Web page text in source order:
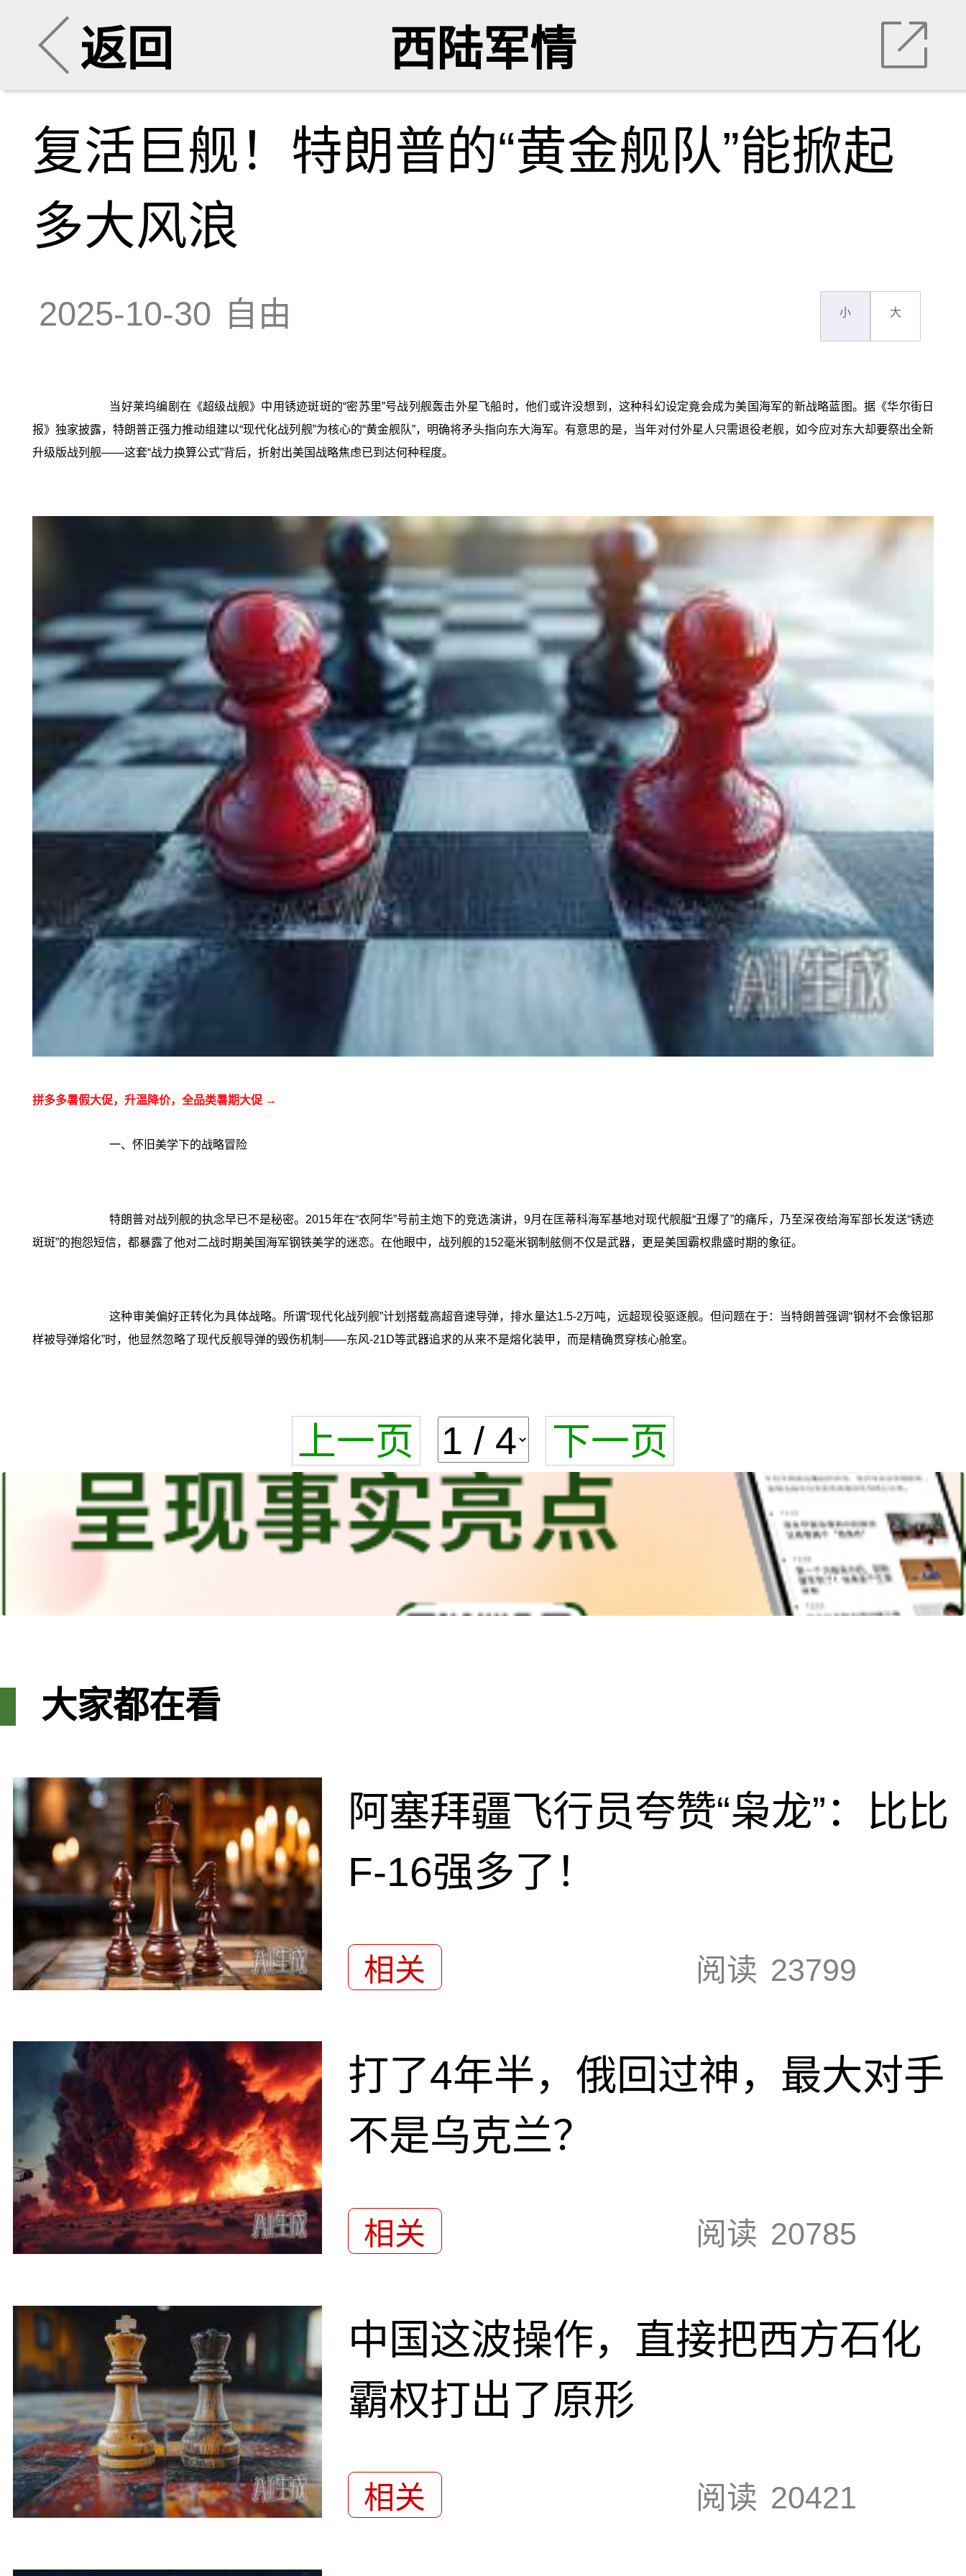
返回 西陆军情
复活巨舰！特朗普的“黄金舰队”能掀起
多大风浪
2025-10-30 自由 小 大
当好莱坞编剧在《超级战舰》中用锈迹斑斑的“密苏里”号战列舰轰击外星飞船时，他们或许没想到，这种科幻设定竟会成为美国海军的新战略蓝图。据《华尔街日
报》独家披露，特朗普正强力推动组建以“现代化战列舰”为核心的“黄金舰队”，明确将矛头指向东大海军。有意思的是，当年对付外星人只需退役老舰，如今应对东大却要祭出全新
升级版战列舰——这套“战力换算公式”背后，折射出美国战略焦虑已到达何种程度。
拼多多暑假大促，升温降价，全品类暑期大促 →
一、怀旧美学下的战略冒险
特朗普对战列舰的执念早已不是秘密。2015年在“衣阿华”号前主炮下的竞选演讲，9月在匡蒂科海军基地对现代舰艇“丑爆了”的痛斥，乃至深夜给海军部长发送“锈迹
斑斑”的抱怨短信，都暴露了他对二战时期美国海军钢铁美学的迷恋。在他眼中，战列舰的152毫米钢制舷侧不仅是武器，更是美国霸权鼎盛时期的象征。
这种审美偏好正转化为具体战略。所谓“现代化战列舰”计划搭载高超音速导弹，排水量达1.5-2万吨，远超现役驱逐舰。但问题在于：当特朗普强调“钢材不会像铝那
样被导弹熔化”时，他显然忽略了现代反舰导弹的毁伤机制——东风-21D等武器追求的从来不是熔化装甲，而是精确贯穿核心舱室。
上一页 下一页
大家都在看
阿塞拜疆飞行员夸赞“枭龙”：比比
F-16强多了！
相关 阅读 23799
打了4年半，俄回过神，最大对手
不是乌克兰？
相关 阅读 20785
中国这波操作，直接把西方石化
霸权打出了原形
相关 阅读 20421